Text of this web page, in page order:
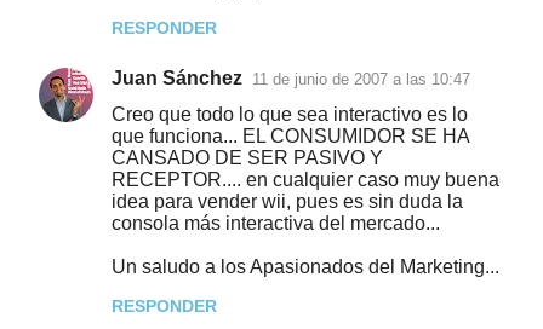
RESPONDER
Juan Sánchez 11 de junio de 2007 a las 10:47
Creo que todo lo que sea interactivo es lo
que funciona... EL CONSUMIDOR SE HA
CANSADO DE SER PASIVO Y
RECEPTOR.... en cualquier caso muy buena
idea para vender wii, pues es sin duda la
consola más interactiva del mercado...
Un saludo a los Apasionados del Marketing...
RESPONDER